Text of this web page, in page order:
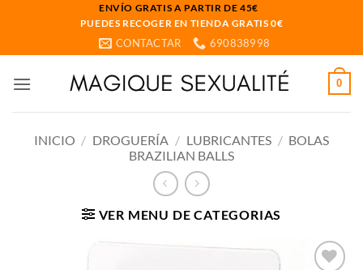
ENVÍO GRATIS A PARTIR DE 45€
PUEDES RECOGER EN TIENDA GRATIS 0€
CONTACTAR 690838998
0
INICIO / DROGUERÍA / LUBRICANTES / BOLAS
BRAZILIAN BALLS
VER MENU DE CATEGORIAS